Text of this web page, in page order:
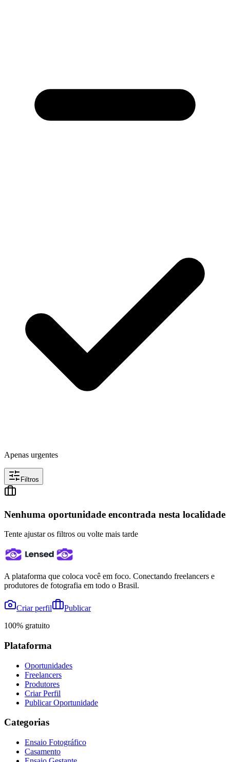
Apenas urgentes
Filtros
Nenhuma oportunidade encontrada nesta localidade
Tente ajustar os filtros ou volte mais tarde
A plataforma que coloca você em foco. Conectando freelancers e
produtores de fotografia em todo o Brasil.
Criar perfil
Publicar
100% gratuito
Plataforma
Oportunidades
Freelancers
Produtores
Criar Perfil
Publicar Oportunidade
Categorias
Ensaio Fotográfico
Casamento